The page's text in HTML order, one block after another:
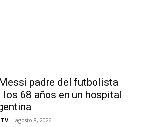
padre del futbolista
68 años en un hospital
- agosto 8, 2026